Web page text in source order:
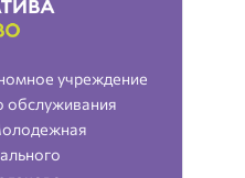
учреждение
обслуживания